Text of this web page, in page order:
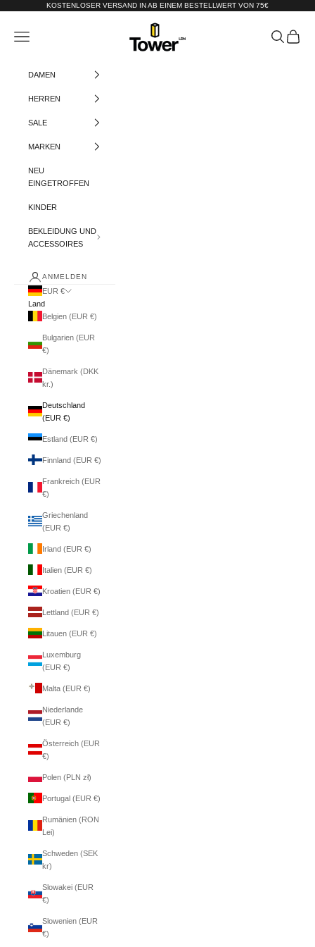
Zum Inhalt springenKOSTENLOSER VERSAND IN AB EINEM BESTELLWERT VON 75€
Tower-London.De
Menü Suchen
DAMEN
HERREN
SALE
MARKEN
NEU
EINGETROFFEN
KINDER
BEKLEIDUNG UND
ACCESSOIRES
ANMELDEN
EUR €
Land
Belgien (EUR €)
Bulgarien (EUR
€)
Dänemark (DKK
kr.)
Deutschland
(EUR €)
Estland (EUR €)
Finnland (EUR €)
Frankreich (EUR
€)
Griechenland
(EUR €)
Irland (EUR €)
Italien (EUR €)
Kroatien (EUR €)
Lettland (EUR €)
Litauen (EUR €)
Luxemburg
(EUR €)
Malta (EUR €)
Niederlande
(EUR €)
Österreich (EUR
€)
Polen (PLN zł)
Portugal (EUR €)
Rumänien (RON
Lei)
Schweden (SEK
kr)
Slowakei (EUR
€)
Slowenien (EUR
€)